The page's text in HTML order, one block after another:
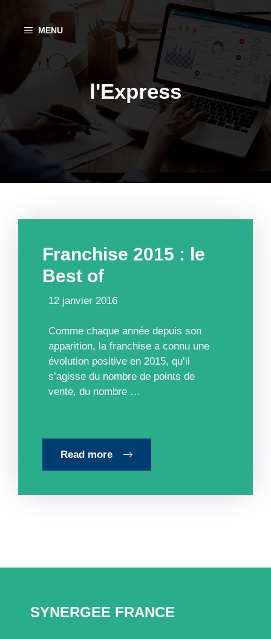
contenu
MENU
l'Express
Franchise 2015 : le
Best of
12 janvier 2016
Comme chaque année depuis son
apparition, la franchise a connu une
évolution positive en 2015, qu’il
s’agisse du nombre de points de
vente, du nombre …
Read more
SYNERGEE FRANCE